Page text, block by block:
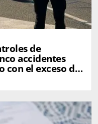
de
accidentes
con el exceso de